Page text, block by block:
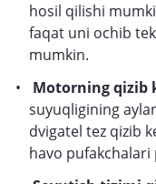
hosil qilishi
faqat uni ochib
mumkin.
Motorning qizib
suyuqligining
dvigatel tez qizib
havo pufakchalari